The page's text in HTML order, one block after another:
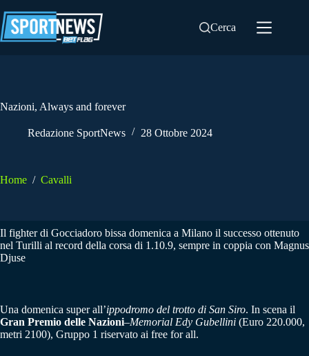
al
contenuto
Cerca
Nazioni, Always and forever
Redazione SportNews 28 Ottobre 2024
Home / Cavalli
Il fighter di Gocciadoro bissa domenica a Milano il successo ottenuto
nel Turilli al record della corsa di 1.10.9, sempre in coppia con Magnus
Djuse
Una domenica super all’ippodromo del trotto di San Siro. In scena il
Gran Premio delle Nazioni–Memorial Edy Gubellini (Euro 220.000,
metri 2100), Gruppo 1 riservato ai free for all.